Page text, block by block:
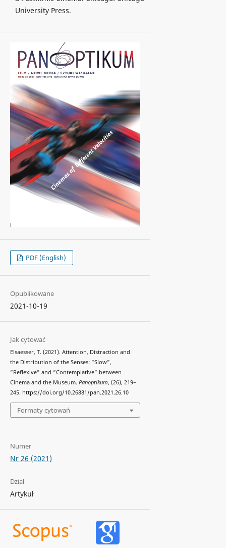
University Press.
PDF (English)
Opublikowane
2021-10-19
Jak cytować
Elsaesser, T. (2021). Attention, Distraction and
the Distribution of the Senses: “Slow”,
“Reflexive” and “Contemplative” between
Cinema and the Museum. Panoptikum, (26), 219–
245. https://doi.org/10.26881/pan.2021.26.10
Formaty cytowań
Numer
Nr 26 (2021)
Dział
Artykuł